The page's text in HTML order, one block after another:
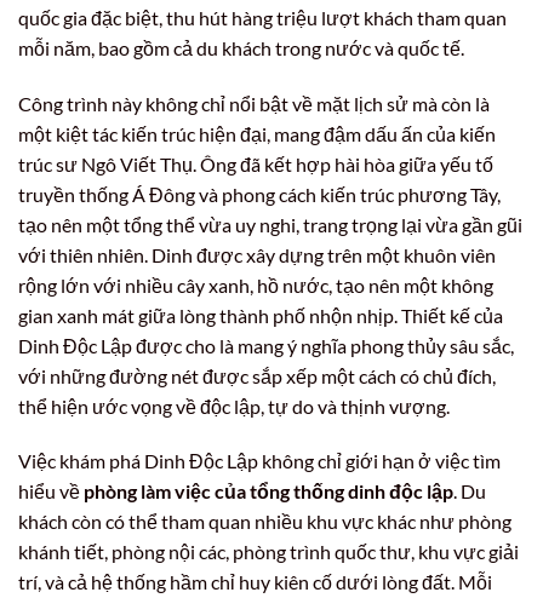
quốc gia đặc biệt, thu hút hàng triệu lượt khách tham quan
mỗi năm, bao gồm cả du khách trong nước và quốc tế.
Công trình này không chỉ nổi bật về mặt lịch sử mà còn là
một kiệt tác kiến trúc hiện đại, mang đậm dấu ấn của kiến
trúc sư Ngô Viết Thụ. Ông đã kết hợp hài hòa giữa yếu tố
truyền thống Á Đông và phong cách kiến trúc phương Tây,
tạo nên một tổng thể vừa uy nghi, trang trọng lại vừa gần gũi
với thiên nhiên. Dinh được xây dựng trên một khuôn viên
rộng lớn với nhiều cây xanh, hồ nước, tạo nên một không
gian xanh mát giữa lòng thành phố nhộn nhịp. Thiết kế của
Dinh Độc Lập được cho là mang ý nghĩa phong thủy sâu sắc,
với những đường nét được sắp xếp một cách có chủ đích,
thể hiện ước vọng về độc lập, tự do và thịnh vượng.
Việc khám phá Dinh Độc Lập không chỉ giới hạn ở việc tìm
hiểu về phòng làm việc của tổng thống dinh độc lập. Du
khách còn có thể tham quan nhiều khu vực khác như phòng
khánh tiết, phòng nội các, phòng trình quốc thư, khu vực giải
trí, và cả hệ thống hầm chỉ huy kiên cố dưới lòng đất. Mỗi